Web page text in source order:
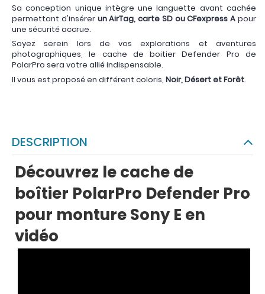
Sa conception unique intègre une languette avant cachée
permettant d'insérer un AirTag, carte SD ou CFexpress A pour
une sécurité accrue.
Soyez serein lors de vos explorations et aventures
photographiques, le cache de boitier Defender Pro de
PolarPro sera votre allié indispensable.
Il vous est proposé en différent coloris, Noir, Désert et Forêt.
DESCRIPTION
Découvrez le cache de
boîtier PolarPro Defender Pro
pour monture Sony E en
vidéo